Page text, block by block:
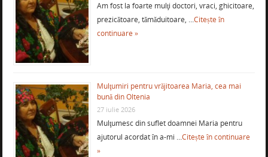
Am fost la foarte mulţi doctori, vraci, ghicitoare,
prezicătoare, tămăduitoare, …Citește în
continuare »
Mulţumiri pentru vrăjitoarea Maria, cea mai
bună din Oltenia
27 iulie 2026
Mulţumesc din suflet doamnei Maria pentru
ajutorul acordat în a-mi …Citește în continuare
»